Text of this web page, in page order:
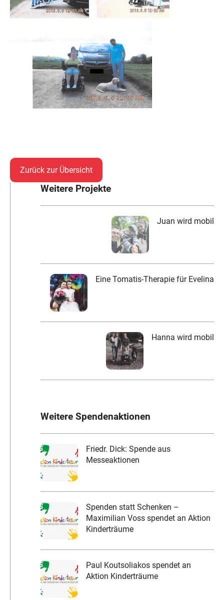
Zurück zur Übersicht
Weitere Projekte
Juan wird mobil
Eine Tomatis-Therapie für Evelina
Hanna wird mobil
Weitere Spendenaktionen
Friedr. Dick: Spende aus
Messeaktionen
Spenden statt Schenken –
Maximilian Voss spendet an Aktion
Kinderträume
Paul Koutsoliakos spendet an
Aktion Kinderträume